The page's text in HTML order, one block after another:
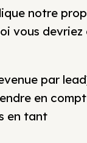
notre
vous devriez
par
en
en tant